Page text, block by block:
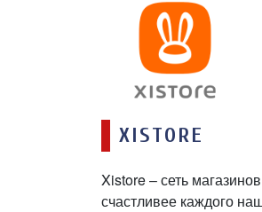
XISTORE
Xistore – сеть
счастливее каждого